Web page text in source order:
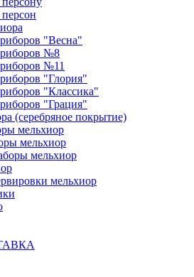
"Весна"
№8
№11
"Глория"
"Классика"
"Грация"
(серебряное покрытие)
мельхиор
мельхиор
мельхиор
мельхиор